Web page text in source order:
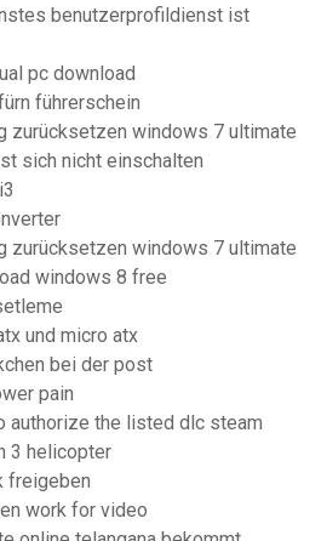
benutzerprofildienst ist
pc download
führerschein
zurücksetzen windows 7 ultimate
sich nicht einschalten
zurücksetzen windows 7 ultimate
windows 8 free
und micro atx
bei der post
pain
authorize the listed dlc steam
3 helicopter
freigeben
work for video